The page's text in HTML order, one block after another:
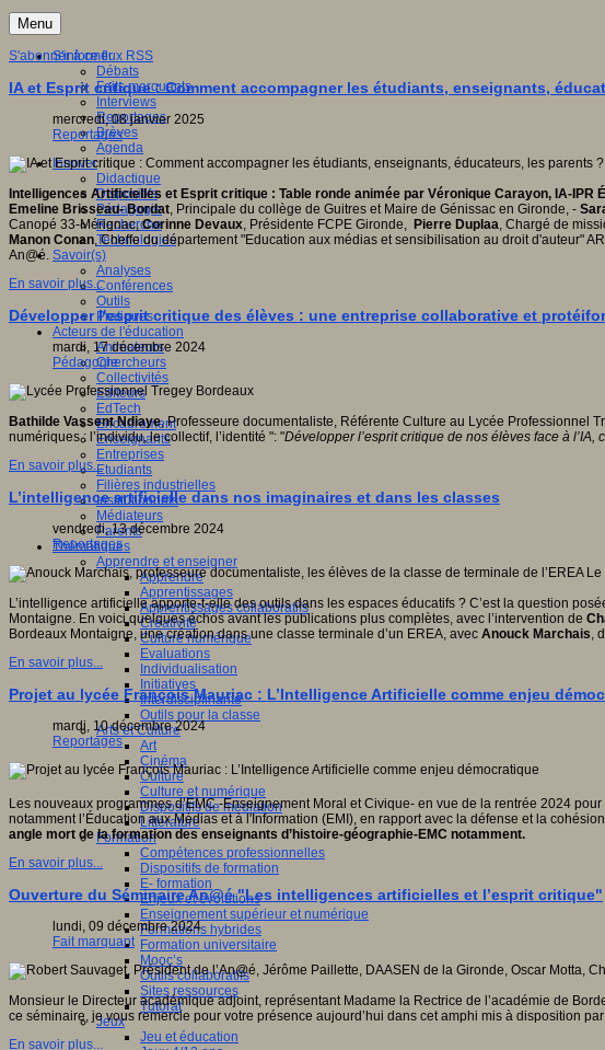
Menu
S'informer
Débats
Faits marquants
Interviews
Reportages
Brèves
Agenda
Innover
Didactique
Dispositifs
Pédagogie
Recherche
Technologies
Savoir(s)
Analyses
Conférences
Outils
Pratiques
Acteurs de l'éducation
Animateurs
Chercheurs
Collectivités
Editeurs
EdTech
Encadrement
Enseignants
Entreprises
Etudiants
Filières industrielles
Institutionnels
Médiateurs
Parents
Thématiques
Apprendre et enseigner
Apprendre
Apprentissages
Apprentissages collaboratifs
Créativité
Culture numérique
Evaluations
Individualisation
Initiatives
Interdisciplinarité
Outils pour la classe
Arts et Culture
Art
Cinéma
Culture
Culture et numérique
Dispositifs de médiation
Littérature
Formation
Compétences professionnelles
Dispositifs de formation
E- formation
Enjeux et évolutions
Enseignement supérieur et numérique
Formations hybrides
Formation universitaire
Mooc’s
Outils collaboratifs
Sites ressources
Tutorat
Jeux
Jeu et éducation
S'abonner à ce flux RSS
IA et Esprit critique : Comment accompagner les étudiants, enseignants,
mercredi, 08 janvier 2025
Reportages
Intelligences Artificielles et Esprit critique : Table ronde animée par Véronique Carayon, IA-
Emeline Brisseau- Bordat, Principale du collège de Guitres et Maire de Génissac en Gironde, -
Canopé 33-Mérignac,Corinne Devaux, Présidente FCPE Gironde, Pierre Duplaa, Chargé de
Manon Conan, Cheffe du département "Education aux médias et sensibilisation au droit d'auteur"
An@é.
En savoir plus...
Développer l'esprit critique des élèves : une entreprise collaborative et
mardi, 17 décembre 2024
Pédagogie
Bathilde Vassent Ndiaye, Professeure documentaliste, Référente Culture au Lycée Professionnel
numériques : l’individu, le collectif, l’identité ": "Développer l’esprit critique de nos élèves face à
En savoir plus...
L’intelligence artificielle dans nos imaginaires et dans les classes
vendredi, 13 décembre 2024
Reportages
L’intelligence artificielle apporte-t-elle des outils dans les espaces éducatifs ? C’est la question
Montaigne. En voici quelques échos avant les publications plus complètes, avec l’intervention de
Bordeaux Montaigne, une création dans une classe terminale d’un EREA, avec Anouck Marchais,
En savoir plus...
Projet au lycée François Mauriac : L’Intelligence Artificielle comme enjeu
mardi, 10 décembre 2024
Reportages
Les nouveaux programmes d’EMC -Enseignement Moral et Civique- en vue de la rentrée 2024
notamment l’Éducation aux Médias et à l'Information (EMI), en rapport avec la défense et la
angle mort de la formation des enseignants d’histoire-géographie-EMC notamment.
En savoir plus...
Ouverture du Séminaire An@é "Les intelligences artificielles et l’esprit critique"
lundi, 09 décembre 2024
Fait marquant
Monsieur le Directeur académique adjoint, représentant Madame la Rectrice de l’académie de
ce séminaire, je vous remercie pour votre présence aujourd’hui dans cet amphi mis à disposition
En savoir plus...